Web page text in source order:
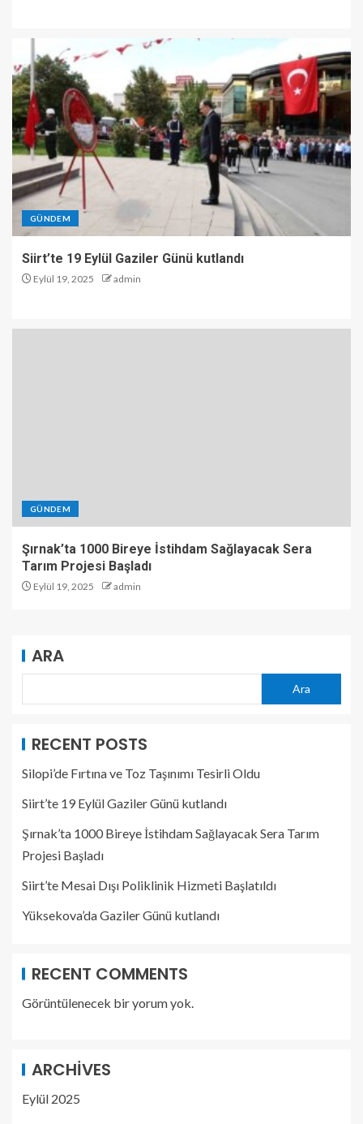
GÜNDEM
Siirt’te 19 Eylül Gaziler Günü kutlandı
Eylül 19, 2025 admin
GÜNDEM
Şırnak’ta 1000 Bireye İstihdam Sağlayacak Sera
Tarım Projesi Başladı
Eylül 19, 2025 admin
ARA
Ara
RECENT POSTS
Silopi’de Fırtına ve Toz Taşınımı Tesirli Oldu
Siirt’te 19 Eylül Gaziler Günü kutlandı
Şırnak’ta 1000 Bireye İstihdam Sağlayacak Sera Tarım
Projesi Başladı
Siirt’te Mesai Dışı Poliklinik Hizmeti Başlatıldı
Yüksekova’da Gaziler Günü kutlandı
RECENT COMMENTS
Görüntülenecek bir yorum yok.
ARCHIVES
Eylül 2025